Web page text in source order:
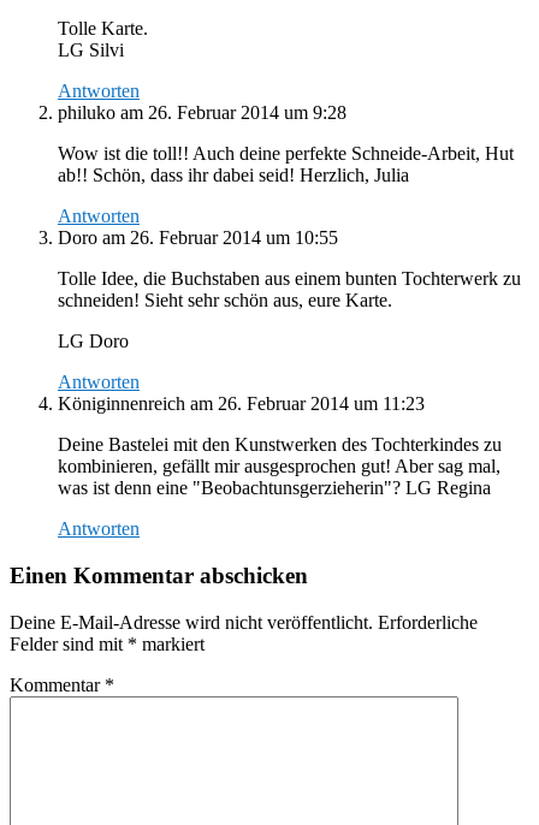
Tolle Karte.
LG Silvi
Antworten
philuko am 26. Februar 2014 um 9:28
Wow ist die toll!! Auch deine perfekte Schneide-Arbeit, Hut
ab!! Schön, dass ihr dabei seid! Herzlich, Julia
Antworten
Doro am 26. Februar 2014 um 10:55
Tolle Idee, die Buchstaben aus einem bunten Tochterwerk zu
schneiden! Sieht sehr schön aus, eure Karte.
LG Doro
Antworten
Königinnenreich am 26. Februar 2014 um 11:23
Deine Bastelei mit den Kunstwerken des Tochterkindes zu
kombinieren, gefällt mir ausgesprochen gut! Aber sag mal,
was ist denn eine "Beobachtunsgerzieherin"? LG Regina
Antworten
Einen Kommentar abschicken
Deine E-Mail-Adresse wird nicht veröffentlicht. Erforderliche
Felder sind mit * markiert
Kommentar *